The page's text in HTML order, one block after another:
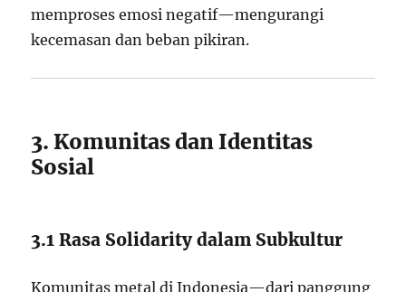
memproses emosi negatif—mengurangi
kecemasan dan beban pikiran.
3. Komunitas dan Identitas
Sosial
3.1 Rasa Solidarity dalam Subkultur
Komunitas metal di Indonesia—dari panggung